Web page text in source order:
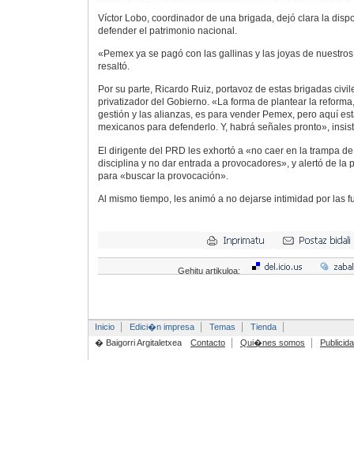
Víctor Lobo, coordinador de una brigada, dejó clara la
defender el patrimonio nacional.
«Pemex ya se pagó con las gallinas y las joyas de
resaltó.
Por su parte, Ricardo Ruiz, portavoz de estas brigadas
privatizador del Gobierno. «La forma de plantear la
gestión y las alianzas, es para vender Pemex, pero aquí
mexicanos para defenderlo. Y, habrá señales pronto»,
El dirigente del PRD les exhortó a «no caer en la trampa
disciplina y no dar entrada a provocadores», y alertó de la
para «buscar la provocación».
Al mismo tiempo, les animó a no dejarse intimidad por las
Gehitu artikuloa:
Inicio Edici�n impresa Temas
Tienda
� Baigorri Argitaletxea
Contacto Qui�nes somos